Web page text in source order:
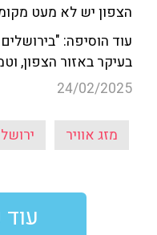
הצפון יש לא מעט מקומות
עוד הוסיפה:
בעיקר באזור הצפון,
24/02/2025
מזג אוויר